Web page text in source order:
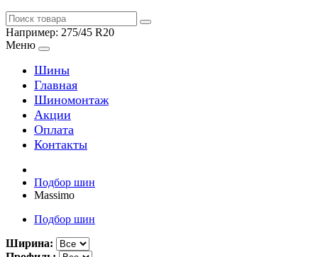
Например: 275/45 R20
Меню
Шины
Главная
Шиномонтаж
Акции
Оплата
Контакты
Подбор шин
Massimo
Подбор шин
Ширина: